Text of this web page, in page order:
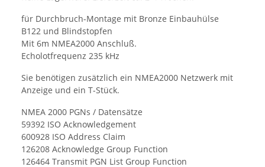
für Durchbruch-Montage mit Bronze Einbauhülse
B122 und Blindstopfen
Mit 6m NMEA2000 Anschluß.
Echolotfrequenz 235 kHz
Sie benötigen zusätzlich ein NMEA2000 Netzwerk mit
Anzeige und ein T-Stück.
NMEA 2000 PGNs / Datensätze
59392 ISO Acknowledgement
600928 ISO Address Claim
126208 Acknowledge Group Function
126464 Transmit PGN List Group Function